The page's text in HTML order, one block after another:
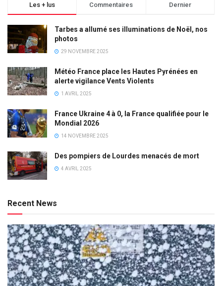
Les + lus Commentaires Dernier
Tarbes a allumé ses illuminations de Noël, nos
photos
29 NOVEMBRE 2025
Météo France place les Hautes Pyrénées en
alerte vigilance Vents Violents
1 AVRIL 2025
France Ukraine 4 à 0, la France qualifiée pour le
Mondial 2026
14 NOVEMBRE 2025
Des pompiers de Lourdes menacés de mort
4 AVRIL 2025
Recent News